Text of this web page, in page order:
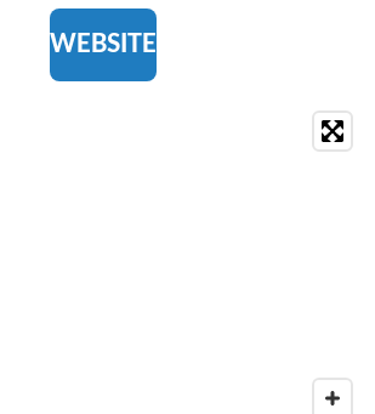
WEBSITE